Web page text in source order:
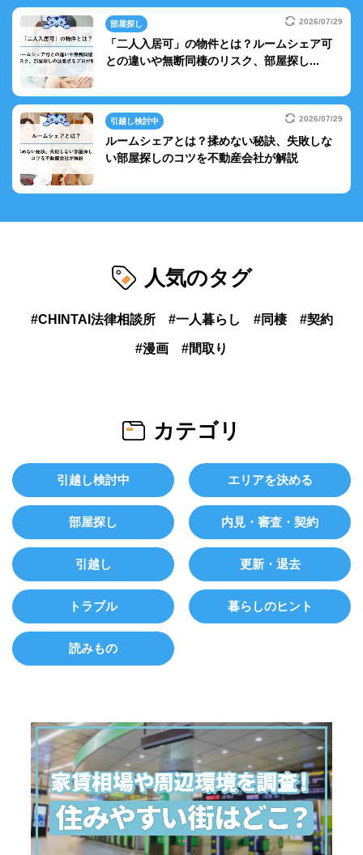
部屋探し 2026/07/29
「二人入居可」の物件とは？ルームシェア可
との違いや無断同棲のリスク、部屋探し...
引越し検討中 2026/07/29
ルームシェアとは？揉めない秘訣、失敗しな
い部屋探しのコツを不動産会社が解説
人気のタグ
CHINTAI法律相談所 一人暮らし 同棲 契約
漫画 間取り
カテゴリ
引越し検討中 エリアを決める
部屋探し 内見・審査・契約
引越し 更新・退去
トラブル 暮らしのヒント
読みもの